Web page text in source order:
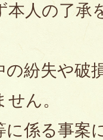
本人の了承
の紛失や破
ん。
に係る事案